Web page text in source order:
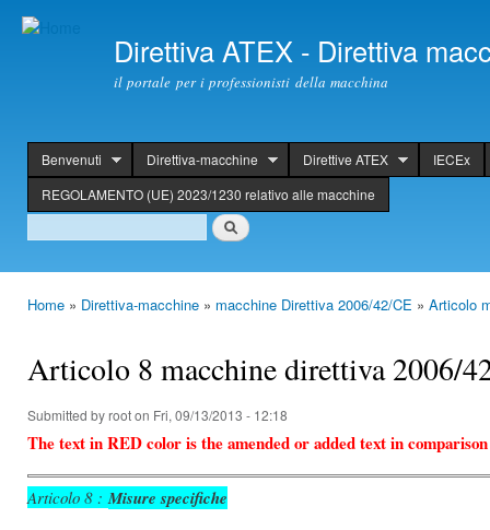
Direttiva ATEX - Direttiva
il portale per i professionisti della macchina
header
Benvenuti Direttiva-macchine Direttive ATEX
IECEx
REGOLAMENTO (UE) 2023/1230 relativo alle macchine
Search
Search
Home » Direttiva-macchine » macchine Direttiva 2006/42/CE » Articolo
Articolo 8 macchine direttiva 2006/
Submitted byrooton Fri, 09/13/2013 - 12:18
The text in RED color is the amended or added text in
Articolo 8 :Misure specifiche